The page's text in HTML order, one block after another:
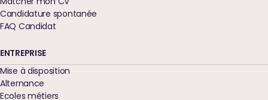
Candidature spontanée
FAQ Candidat
ENTREPRISE
Mise à disposition
Alternance
Ecoles métiers